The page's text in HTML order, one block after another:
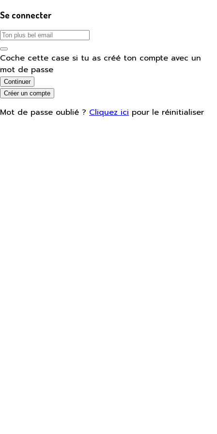
Se connecter
Coche cette case si tu as créé ton compte avec un
mot de passe
Continuer
Créer un compte
Mot de passe oublié ? Cliquez ici pour le réinitialiser